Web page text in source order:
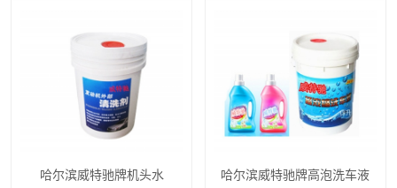
哈尔滨威特驰牌机头水 哈尔滨威特驰牌高泡洗车液